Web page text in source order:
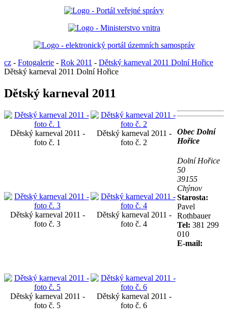
cz - Fotogalerie - Rok 2011 - Dětský karneval 2011 Dolní Hořice
Dětský karneval 2011 Dolní Hořice
Dětský karneval 2011
Dětský karneval 2011 -
foto č. 1
Dětský karneval 2011 -
foto č. 2
Dětský karneval 2011 -
foto č. 3
Dětský karneval 2011 -
foto č. 4
Dětský karneval 2011 -
foto č. 5
Dětský karneval 2011 -
foto č. 6
Obec Dolní
Hořice
Dolní Hořice
50
39155
Chýnov
Starosta:
Pavel
Rothbauer
Tel: 381 299
010
E-mail: